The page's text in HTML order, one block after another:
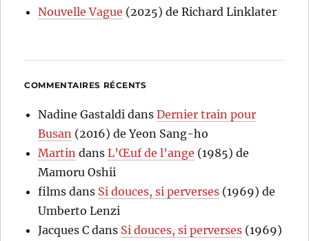
Nouvelle Vague (2025) de Richard Linklater
COMMENTAIRES RÉCENTS
Nadine Gastaldi dansDernier train pour
Busan (2016) de Yeon Sang-ho
Martin dansL’Œuf de l’ange (1985) de
Mamoru Oshii
films dans Si douces, si perverses (1969) de
Umberto Lenzi
Jacques C dans Si douces, si perverses (1969)